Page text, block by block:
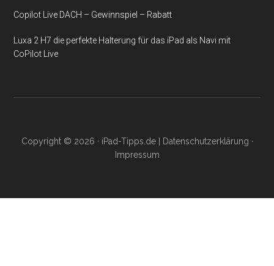
Copilot Live DACH – Gewinnspiel – Rabatt
Luxa 2 H7 die perfekte Halterung für das iPad als Navi mit
CoPilot Live
Copyright © 2026 · iPad-Tipps.de| Datenschutzerklärung ·
Impressum